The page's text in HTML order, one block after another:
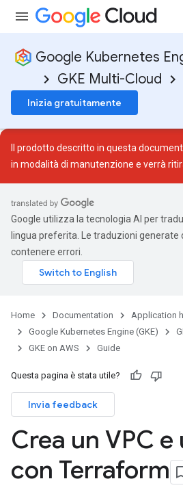
Google Kubernetes
GKE Multi-Cloud
Inizia gratuitamente
Il prodotto descritto in questa
in modalità di manutenzione e verrà
Google utilizza la tecnologia AI per
lingua preferita. Le traduzioni generate
contenere errori.
Home Documentation
Application
Google Kubernetes Engine (GKE)
GKE on AWS
Guide
Questa pagina è stata utile?
Invia feedback
Crea un VPC
con Terraform